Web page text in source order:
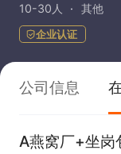
10-30人 其他
企业认证
公司信息
A燕窝厂+坐岗